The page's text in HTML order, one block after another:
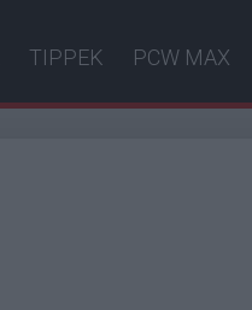
TIPPEK PCW MAX